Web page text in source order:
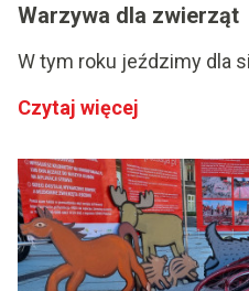
Warzywa dla zwierząt
W tym roku jeździmy dla
Czytaj więcej